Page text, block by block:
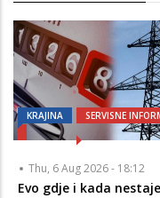
KRAJINA SERVISNE
Thu, 6 Aug 2026 - 18:12
Evo gdje i kada nestaje